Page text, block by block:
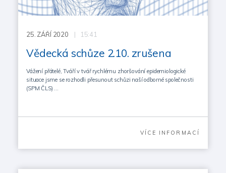
25. ZÁŘÍ 2020 | 15:41
Vědecká schůze 2.10. zrušena
Vážení přátelé, Tváří v tvář rychlému zhoršování epidemiologické
situace jsme se rozhodli přesunout schůzi naší odborné společnosti
(SPM ČLS) …
VÍCE INFORMACÍ